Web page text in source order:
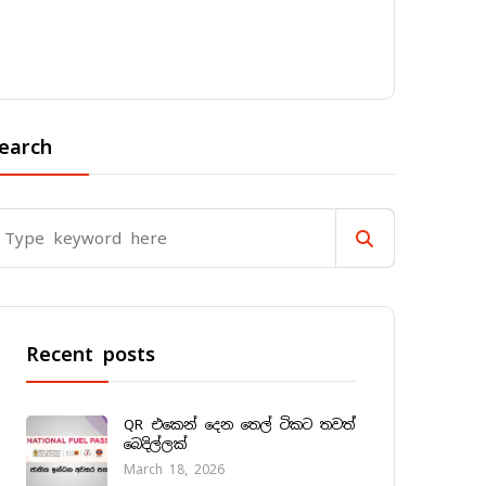
Recent posts
QR එකෙන් දෙන තෙල් ටිකට තවත්
බෙදිල්ලක්
March 18, 2026